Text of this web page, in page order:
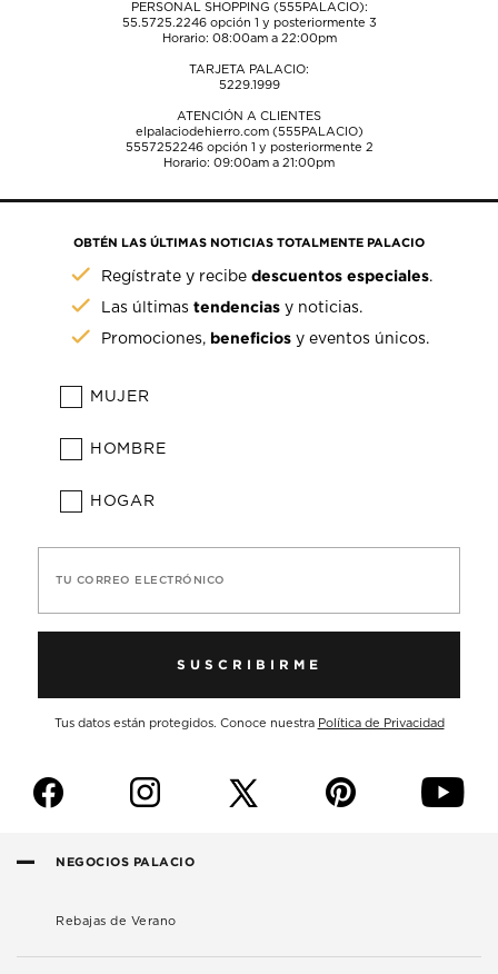
PERSONAL SHOPPING (555PALACIO):
55.5725.2246opción 1 y posteriormente 3
Horario: 08:00am a 22:00pm
TARJETA PALACIO:
5229.1999
ATENCIÓN A CLIENTES
elpalaciodehierro.com (555PALACIO)
5557252246opción 1 y posteriormente 2
Horario: 09:00am a 21:00pm
OBTÉN LAS ÚLTIMAS NOTICIAS TOTALMENTE PALACIO
Regístrate y recibedescuentos especiales.
Las últimastendencias y noticias.
Promociones, beneficios y eventos únicos.
MUJER
HOMBRE
HOGAR
TU CORREO ELECTRÓNICO
SUSCRIBIRME
Tus datos están protegidos. Conoce nuestra Política de Privacidad
f i p y
NEGOCIOS PALACIO
Rebajas de Verano